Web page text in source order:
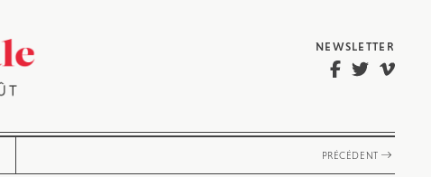
NEWSLETTER
PRÉCÉDENT